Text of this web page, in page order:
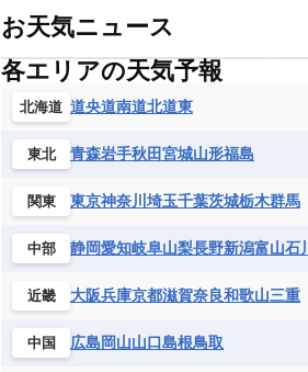
お天気ニュース
各エリアの天気予報
北海道 道央道南道北道東
東北 青森岩手秋田宮城山形福島
関東 東京神奈川 埼玉千葉茨城栃木群馬
中部 静岡愛知岐阜山梨長野新潟富山石川
近畿 大阪兵庫京都滋賀奈良和歌山三重
中国 広島岡山山口島根鳥取